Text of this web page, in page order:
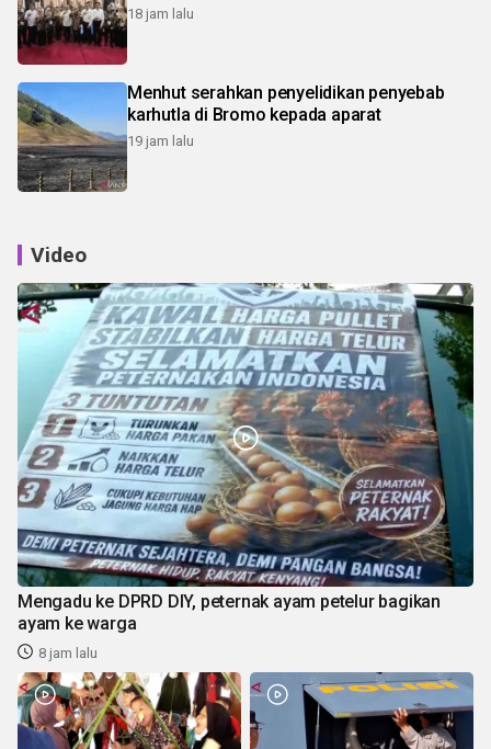
18 jam lalu
Menhut serahkan penyelidikan penyebab
karhutla di Bromo kepada aparat
19 jam lalu
Video
Mengadu ke DPRD DIY, peternak ayam petelur bagikan
ayam ke warga
8 jam lalu